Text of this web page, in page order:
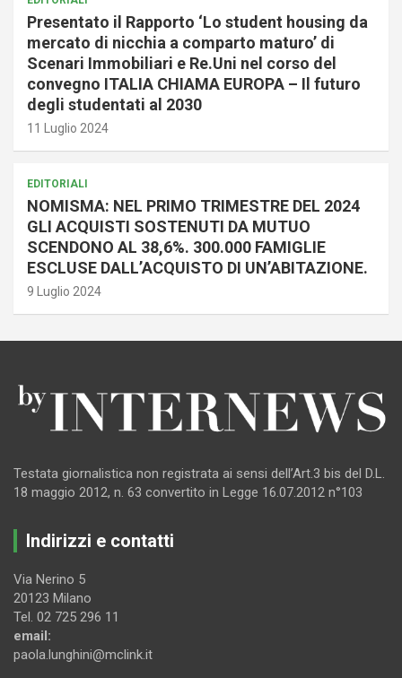
Presentato il Rapporto ‘Lo student housing da
mercato di nicchia a comparto maturo’ di
Scenari Immobiliari e Re.Uni nel corso del
convegno ITALIA CHIAMA EUROPA – Il futuro
degli studentati al 2030
11 Luglio 2024
EDITORIALI
NOMISMA: NEL PRIMO TRIMESTRE DEL 2024
GLI ACQUISTI SOSTENUTI DA MUTUO
SCENDONO AL 38,6%. 300.000 FAMIGLIE
ESCLUSE DALL’ACQUISTO DI UN’ABITAZIONE.
9 Luglio 2024
Testata giornalistica non registrata ai sensi dell’Art.3 bis del D.L.
18 maggio 2012, n. 63 convertito in Legge 16.07.2012 n°103
Indirizzi e contatti
Via Nerino 5
20123 Milano
Tel. 02 725 296 11
email:
paola.lunghini@mclink.it